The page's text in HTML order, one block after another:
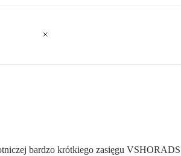
bardzo krótkiego zasięgu